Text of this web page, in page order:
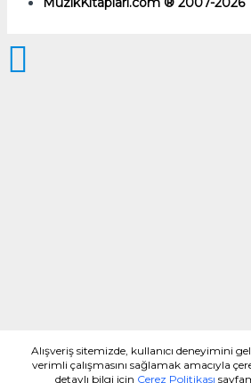
Alışveriş sitemizde, kullanıcı deneyimini
verimli çalışmasını sağlamak amacıyla
detaylı bilgi için Çerez Politikası